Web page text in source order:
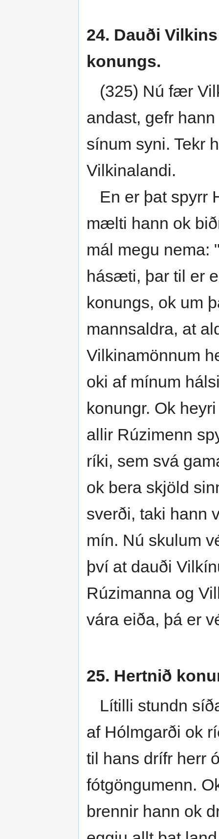
24. Dauði
konungs.
(325) Nú fær
andast, gefr
sínum syni. Tekr
Vilkinalandi.
En er þat spyrr
mælti hann ok
mál megu nema:
hásæti, þar til er
konungs, ok um
mannsaldra, at
Vilkinamönnum
oki af mínum
konungr. Ok
allir Rúzimenn
ríki, sem svá
ok bera skjöld
sverði, taki hann
mín. Nú skulum
því at dauði
Rúzimanna og
vára eiða, þá er
25. Hertnið
Lítilli stundn
af Hólmgarði ok
til hans drífr herr
fótgöngumenn.
brennir hann ok